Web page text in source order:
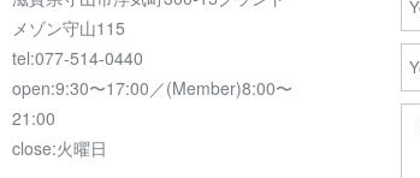
メゾン守山115
tel:077-514-0440
open:9:30〜17:00／(Member)8:00〜
21:00
close:火曜日